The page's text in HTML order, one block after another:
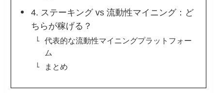
4. ステーキング vs 流動性マイニング：ど
ちらが稼げる？
代表的な流動性マイニングプラットフォー
ム
まとめ